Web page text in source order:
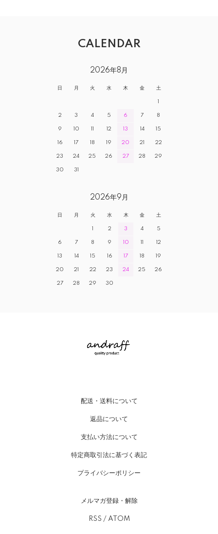
CALENDAR
2026年8月
日 月 火 水 木 金 土
1
2 3 4 5 6 7 8
9 10 11 12 13 14 15
16 17 18 19 20 21 22
23 24 25 26 27 28 29
30 31
2026年9月
日 月 火 水 木 金 土
1 2 3 4 5
6 7 8 9 10 11 12
13 14 15 16 17 18 19
20 21 22 23 24 25 26
27 28 29 30
配送・送料について
返品について
支払い方法について
特定商取引法に基づく表記
プライバシーポリシー
メルマガ登録・解除
RSS / ATOM